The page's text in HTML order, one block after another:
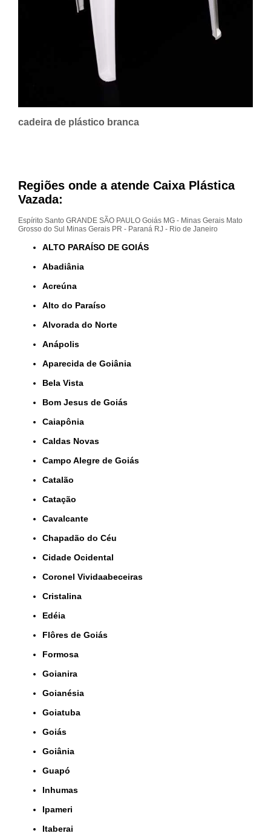
cadeira de plástico branca
Regiões onde a atende Caixa Plástica
Vazada:
Espírito Santo GRANDE SÃO PAULO Goiás MG - Minas Gerais Mato
Grosso do Sul
Minas Gerais PR - Paraná RJ - Rio de Janeiro
ALTO PARAÍSO DE GOIÁS
Abadiânia
Acreúna
Alto do Paraíso
Alvorada do Norte
Anápolis
Aparecida de Goiânia
Bela Vista
Bom Jesus de Goiás
Caiapônia
Caldas Novas
Campo Alegre de Goiás
Catalão
Catação
Cavalcante
Chapadão do Céu
Cidade Ocidental
Coronel Vividaabeceiras
Cristalina
Edéia
Flôres de Goiás
Formosa
Goianira
Goianésia
Goiatuba
Goiás
Goiânia
Guapó
Inhumas
Ipameri
Itaberai